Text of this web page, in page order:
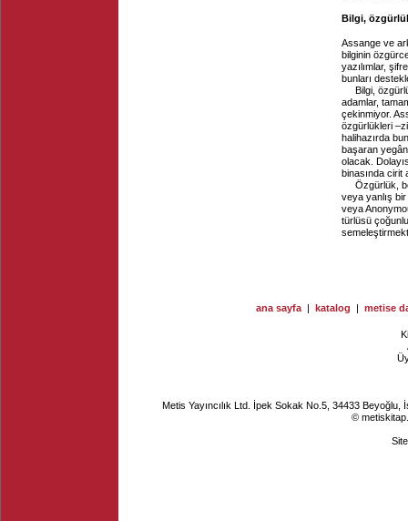
Bilgi,
Assange ve
bilginin
yazılımlar,
bunları
Bilgi,
adamlar,
çekinmiyor.
özgürlükleri
halihazırda
başaran
olacak.
binasında cirit
Özgürlük,
veya yanlış
veya
türlüsü
ana sayfa | katalog | metise
Metis Yayıncılık Ltd. İpek Sokak No.5, 34433
©